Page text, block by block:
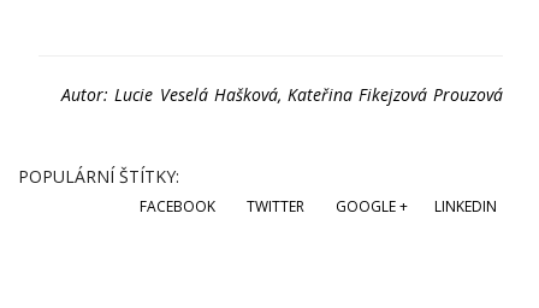
Autor: Lucie Veselá Hašková, Kateřina Fikejzová Prouzová
POPULÁRNÍ ŠTÍTKY:
FACEBOOK TWITTER GOOGLE + LINKEDIN